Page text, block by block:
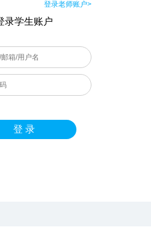
登录老师账户>
录学生账户
登 录